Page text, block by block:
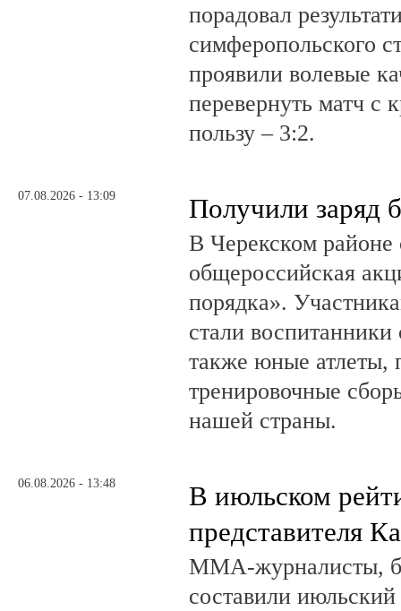
порадовал
симферопольского
проявили волевые
перевернуть матч с
пользу – 3:2.
07.08.2026 - 13:09 Получили заряд
В Черекском районе
общероссийская
порядка».
стали
также юные атлеты,
тренировочные
нашей страны.
06.08.2026 - 13:48
В июльском
представителя
ММА-журналисты,
составили